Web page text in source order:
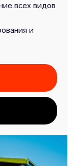
всех видов
и